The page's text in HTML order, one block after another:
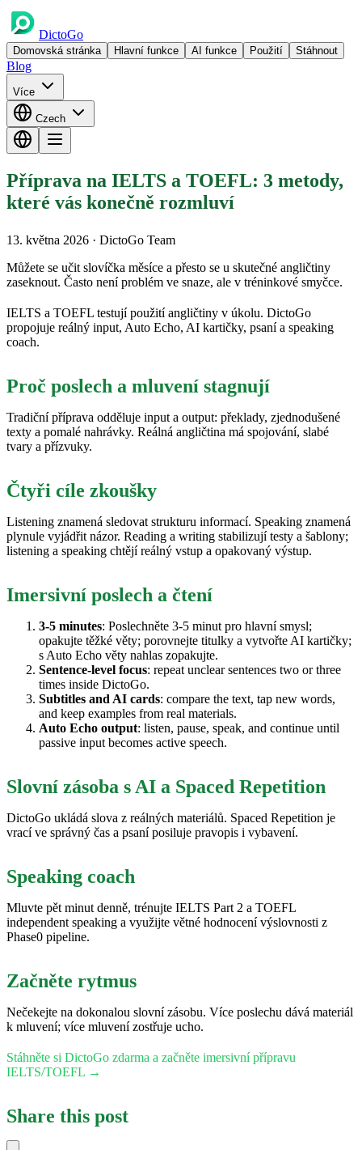
DictoGo
Domovská stránka Hlavní funkce AI funkce Použití Stáhnout
Blog
Více
Czech
Příprava na IELTS a TOEFL: 3 metody,
které vás konečně rozmluví
13. května 2026 · DictoGo Team
Můžete se učit slovíčka měsíce a přesto se u skutečné angličtiny
zaseknout. Často není problém ve snaze, ale v tréninkové smyčce.
IELTS a TOEFL testují použití angličtiny v úkolu. DictoGo
propojuje reálný input, Auto Echo, AI kartičky, psaní a speaking
coach.
Proč poslech a mluvení stagnují
Tradiční příprava odděluje input a output: překlady, zjednodušené
texty a pomalé nahrávky. Reálná angličtina má spojování, slabé
tvary a přízvuky.
Čtyři cíle zkoušky
Listening znamená sledovat strukturu informací. Speaking znamená
plynule vyjádřit názor. Reading a writing stabilizují testy a šablony;
listening a speaking chtějí reálný vstup a opakovaný výstup.
Imersivní poslech a čtení
3-5 minutes: Poslechněte 3-5 minut pro hlavní smysl;
opakujte těžké věty; porovnejte titulky a vytvořte AI kartičky;
s Auto Echo věty nahlas zopakujte.
Sentence-level focus: repeat unclear sentences two or three
times inside DictoGo.
Subtitles and AI cards: compare the text, tap new words,
and keep examples from real materials.
Auto Echo output: listen, pause, speak, and continue until
passive input becomes active speech.
Slovní zásoba s AI a Spaced Repetition
DictoGo ukládá slova z reálných materiálů. Spaced Repetition je
vrací ve správný čas a psaní posiluje pravopis i vybavení.
Speaking coach
Mluvte pět minut denně, trénujte IELTS Part 2 a TOEFL
independent speaking a využijte větné hodnocení výslovnosti z
Phase0 pipeline.
Začněte rytmus
Nečekejte na dokonalou slovní zásobu. Více poslechu dává materiál
k mluvení; více mluvení zostřuje ucho.
Stáhněte si DictoGo zdarma a začněte imersivní přípravu
IELTS/TOEFL →
Share this post